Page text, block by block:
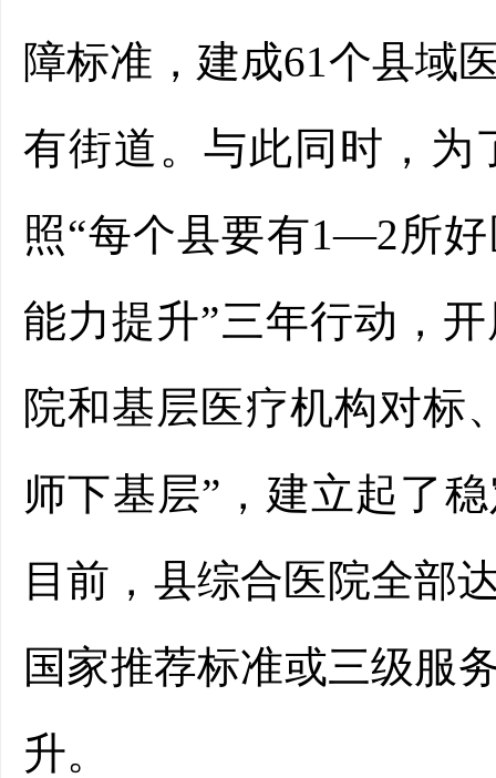
障标准，建成61个县域
有街道。与此同时，为
照“每个县要有1—2所
能力提升”三年行动，
院和基层医疗机构对标
师下基层”，建立起了
目前，县综合医院全部
国家推荐标准或三级服
升。